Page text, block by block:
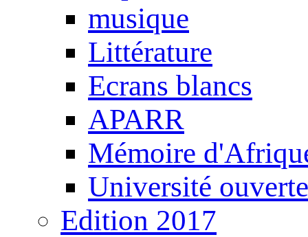
musique
Littérature
Ecrans blancs
APARR
Mémoire
Université ouverte
Edition 2017